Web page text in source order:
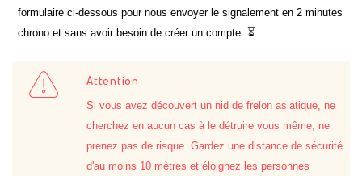
formulaire ci-dessous pour nous envoyer le signalement en 2 minutes
chrono et sans avoir besoin de créer un compte. ⏳
Attention
Si vous avez découvert un nid de frelon asiatique, ne
cherchez en aucun cas à le détruire vous même, ne
prenez pas de risque. Gardez une distance de sécurité
d'au moins 10 mètres et éloignez les personnes